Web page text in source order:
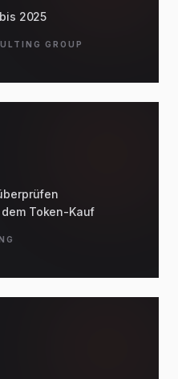
2025
GROUP
Token-Kauf